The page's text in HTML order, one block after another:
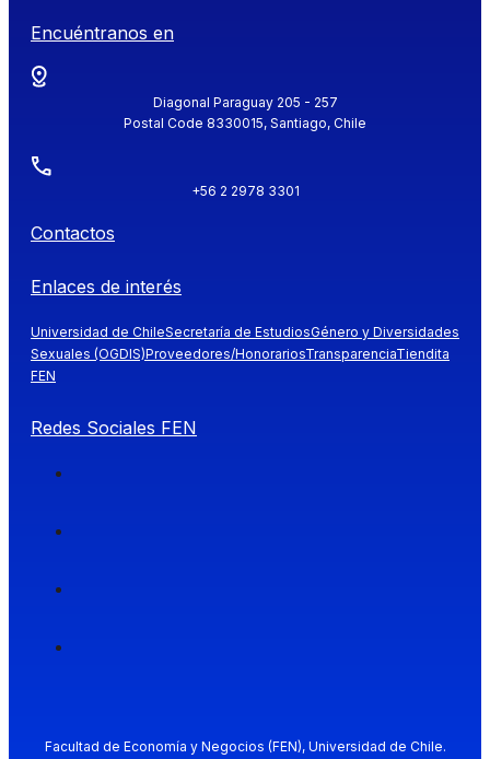
Encuéntranos en
Diagonal Paraguay 205 - 257
Postal Code 8330015, Santiago, Chile
+56 2 2978 3301
Contactos
Enlaces de interés
Universidad de ChileSecretaría de EstudiosGénero y Diversidades
Sexuales (OGDIS)Proveedores/HonorariosTransparenciaTiendita
FEN
Redes Sociales FEN
Facultad de Economía y Negocios (FEN), Universidad de Chile.